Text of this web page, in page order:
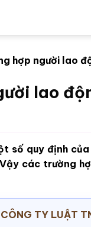
hợp người lao
lao
số quy định
các trường
CÔNG TY LUẬT